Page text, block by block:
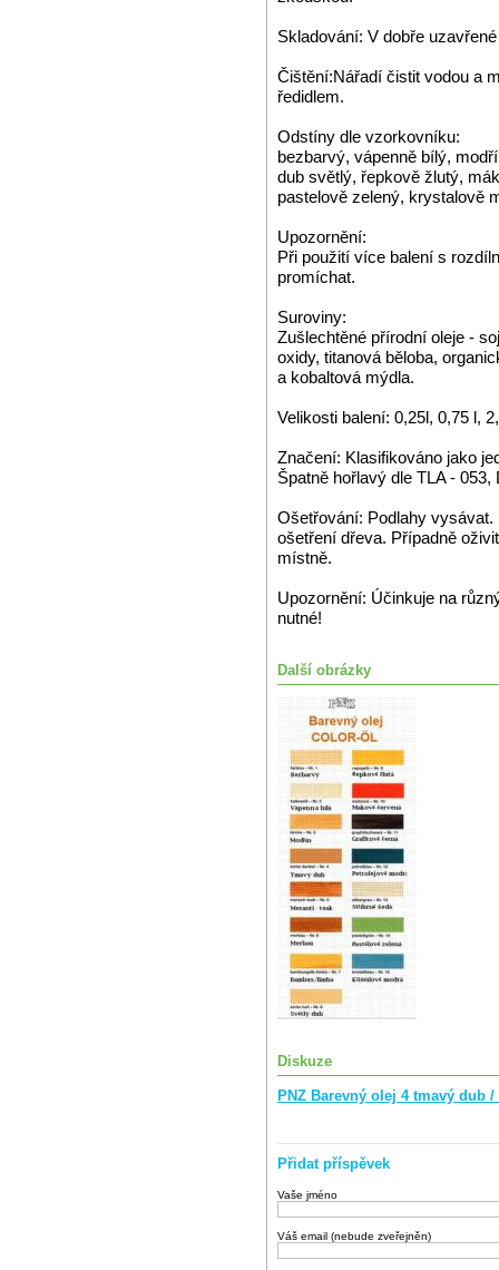
Skladování: V dobře
Čištění:Nářadí čistit vodou a
ředidlem.
Odstíny dle vzorkovníku:
bezbarvý, vápenně bílý,
dub světlý, řepkově žlutý,
pastelově zelený, krystalově
Upozornění:
Při použití více balení s
promíchat.
Suroviny:
Zušlechtěné přírodní oleje -
oxidy, titanová běloba,
a kobaltová mýdla.
Velikosti balení: 0,25l, 0,75 l,
Značení: Klasifikováno jako
Špatně hořlavý dle TLA -
Ošetřování: Podlahy
ošetření dřeva. Případně
místně.
Upozornění: Účinkuje na
nutné!
Další obrázky
Diskuze
PNZ Barevný olej 4 tmavý dub /
Přidat příspěvek
Vaše jméno
Váš email (nebude zveřejněn)